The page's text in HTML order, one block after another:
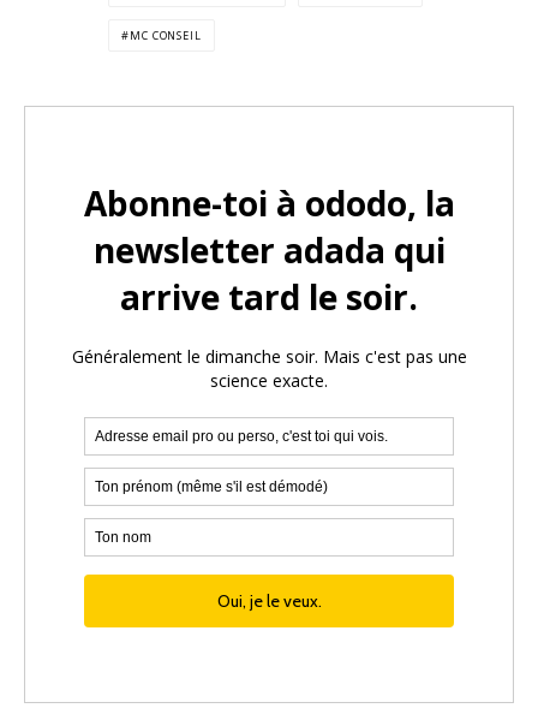
MC CONSEIL